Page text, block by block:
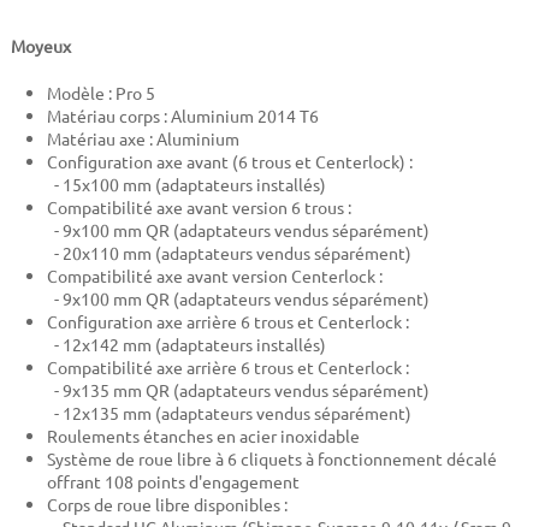
Moyeux
Modèle : Pro 5
Matériau corps : Aluminium 2014 T6
Matériau axe : Aluminium
Configuration axe avant (6 trous et Centerlock) :
- 15x100 mm (adaptateurs installés)
Compatibilité axe avant version 6 trous :
- 9x100 mm QR (adaptateurs vendus séparément)
- 20x110 mm (adaptateurs vendus séparément)
Compatibilité axe avant version Centerlock :
- 9x100 mm QR (adaptateurs vendus séparément)
Configuration axe arrière 6 trous et Centerlock :
- 12x142 mm (adaptateurs installés)
Compatibilité axe arrière 6 trous et Centerlock :
- 9x135 mm QR (adaptateurs vendus séparément)
- 12x135 mm (adaptateurs vendus séparément)
Roulements étanches en acier inoxidable
Système de roue libre à 6 cliquets à fonctionnement décalé
offrant 108 points d'engagement
Corps de roue libre disponibles :